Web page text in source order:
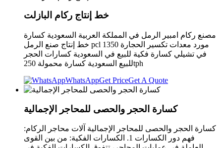
خط إنتاج ركام البازلت
مصنع ركام امبير الرمل في المملكة العربية السعودية كسارة
خط إنتاج صنع الرمل pcl 1350 مورد معدات تكسير الحجارة
في تشيلي كسارة فكية للبيع في السعودية كسارات الحجر
للبيع السعودية كسارة محمولة 250tph
WhatsAppGet PriceGet A Quote
كسارة الحجر والحصى للمحاجر الإجمالية
كسارة الحجر والحصى للمحاجر الإجمالية آلات محاجر الركام:
فهم دور الكسارات 1. الكسارات الفكية: من بين القوى